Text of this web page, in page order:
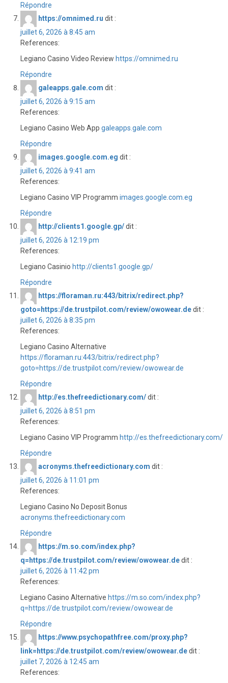
Répondre
https://omnimed.ru dit :
juillet 6, 2026 à 8:45 am
References:
Legiano Casino Video Review https://omnimed.ru
Répondre
galeapps.gale.com dit :
juillet 6, 2026 à 9:15 am
References:
Legiano Casino Web App galeapps.gale.com
Répondre
images.google.com.eg dit :
juillet 6, 2026 à 9:41 am
References:
Legiano Casino VIP Programm images.google.com.eg
Répondre
http://clients1.google.gp/dit :
juillet 6, 2026 à 12:19 pm
References:
Legiano Casinio http://clients1.google.gp/
Répondre
https://floraman.ru:443/bitrix/redirect.php?
goto=https://de.trustpilot.com/review/owowear.dedit :
juillet 6, 2026 à 8:35 pm
References:
Legiano Casino Alternative
https://floraman.ru:443/bitrix/redirect.php?
goto=https://de.trustpilot.com/review/owowear.de
Répondre
http://es.thefreedictionary.com/dit :
juillet 6, 2026 à 8:51 pm
References:
Legiano Casino VIP Programm http://es.thefreedictionary.com/
Répondre
acronyms.thefreedictionary.com dit :
juillet 6, 2026 à 11:01 pm
References:
Legiano Casino No Deposit Bonus
acronyms.thefreedictionary.com
Répondre
https://m.so.com/index.php?
q=https://de.trustpilot.com/review/owowear.dedit :
juillet 6, 2026 à 11:42 pm
References:
Legiano Casino Alternative https://m.so.com/index.php?
q=https://de.trustpilot.com/review/owowear.de
Répondre
https://www.psychopathfree.com/proxy.php?
link=https://de.trustpilot.com/review/owowear.dedit :
juillet 7, 2026 à 12:45 am
References: